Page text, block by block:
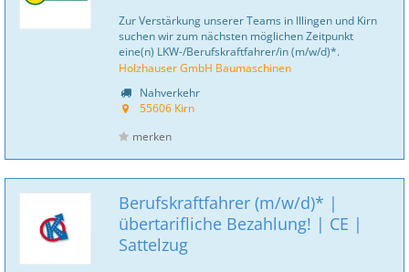
Zur Verstärkung unserer Teams in Illingen und Kirn
suchen wir zum nächsten möglichen Zeitpunkt
eine(n) LKW-/Berufskraftfahrer/in (m/w/d)*.
Holzhauser GmbH Baumaschinen
Nahverkehr
55606 Kirn
merken
Berufskraftfahrer (m/w/d)* |
übertarifliche Bezahlung! | CE |
Sattelzug